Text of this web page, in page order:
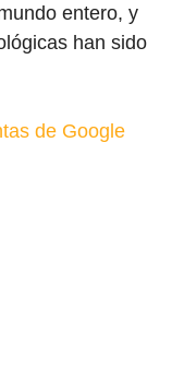
entero, y
han sido
de Google